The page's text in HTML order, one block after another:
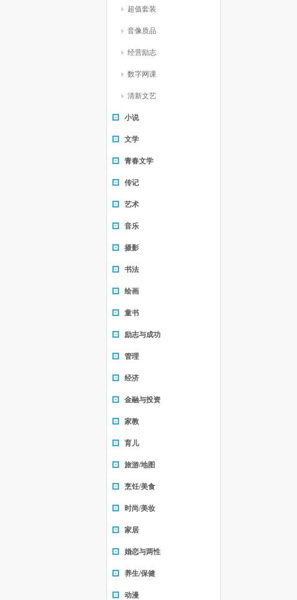
超值套装
音像质品
经营励志
数字网课
清新文艺
小说
文学
青春文学
传记
艺术
音乐
摄影
书法
绘画
童书
励志与成功
管理
经济
金融与投资
家教
育儿
旅游/地图
烹饪/美食
时尚/美妆
家居
婚恋与两性
养生/保健
动漫